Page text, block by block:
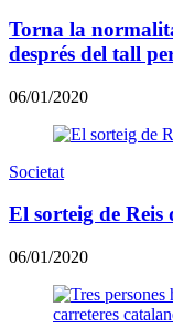
Torna la
després del tall
06/01/2020
Societat
El sorteig de Reis
06/01/2020